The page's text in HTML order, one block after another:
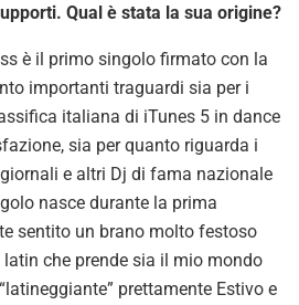
Qual è stata la sua origine?
è il primo singolo firmato con la
importanti traguardi sia per i
italiana di iTunes 5 in dance
sia per quanto riguarda i
e altri Dj di fama nazionale
nasce durante la prima
sentito un brano molto festoso
che prende sia il mio mondo
prettamente Estivo e